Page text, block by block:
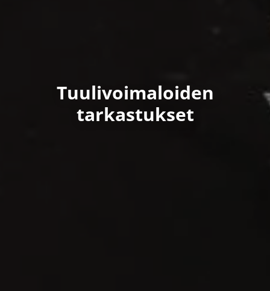
Tuulivoimaloiden
tarkastukset